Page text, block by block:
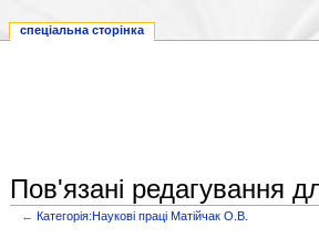
Пов'язані редагування
←Категорія:Наукові праці Матійчак О.В.
спеціальна сторінка